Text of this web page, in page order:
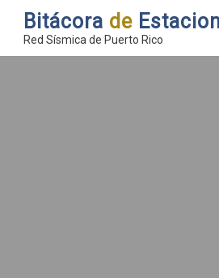
Bitácora de
Red Sísmica de Puerto Rico